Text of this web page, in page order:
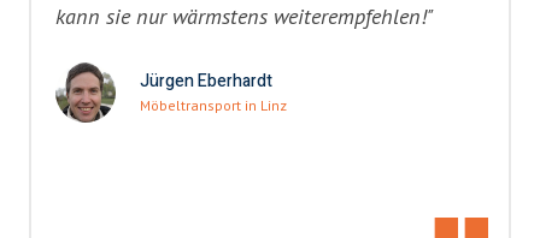
kann sie nur wärmstens weiterempfehlen!"
Jürgen Eberhardt
Möbeltransport in Linz